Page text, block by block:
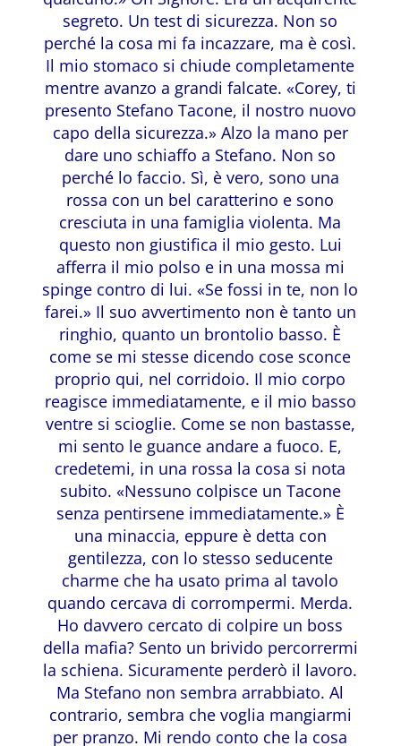
segreto. Un test di sicurezza. Non so
perché la cosa mi fa incazzare, ma è così.
Il mio stomaco si chiude completamente
mentre avanzo a grandi falcate. «Corey, ti
presento Stefano Tacone, il nostro nuovo
capo della sicurezza.» Alzo la mano per
dare uno schiaffo a Stefano. Non so
perché lo faccio. Sì, è vero, sono una
rossa con un bel caratterino e sono
cresciuta in una famiglia violenta. Ma
questo non giustifica il mio gesto. Lui
afferra il mio polso e in una mossa mi
spinge contro di lui. «Se fossi in te, non lo
farei.» Il suo avvertimento non è tanto un
ringhio, quanto un brontolio basso. È
come se mi stesse dicendo cose sconce
proprio qui, nel corridoio. Il mio corpo
reagisce immediatamente, e il mio basso
ventre si scioglie. Come se non bastasse,
mi sento le guance andare a fuoco. E,
credetemi, in una rossa la cosa si nota
subito. «Nessuno colpisce un Tacone
senza pentirsene immediatamente.» È
una minaccia, eppure è detta con
gentilezza, con lo stesso seducente
charme che ha usato prima al tavolo
quando cercava di corrompermi. Merda.
Ho davvero cercato di colpire un boss
della mafia? Sento un brivido percorrermi
la schiena. Sicuramente perderò il lavoro.
Ma Stefano non sembra arrabbiato. Al
contrario, sembra che voglia mangiarmi
per pranzo. Mi rendo conto che la cosa